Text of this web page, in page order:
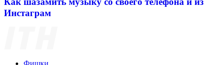
Инстаграм
Фишки